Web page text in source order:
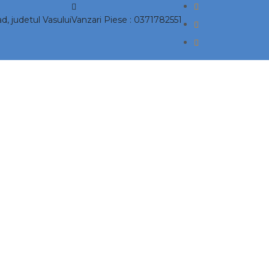
Vanzari Piese : 0371782551
judetul Vasului